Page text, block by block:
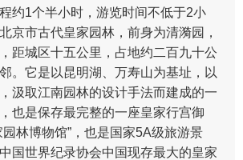
程约1个半小时，游览时间不低于2小
京市古代皇家园林，前身为清漪园，
距城区十五公里，占地约二百九十公
。它是以昆明湖、万寿山为基址，以
汲取江南园林的设计手法而建成的一
也是保存最完整的一座皇家行宫御
园林博物馆”，也是国家5A级旅游景
国世界纪录协会中国现存最大的皇家